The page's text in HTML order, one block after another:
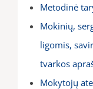
Metodinė
Mokinių,
ligomis,
tvarkos
Mokytojų